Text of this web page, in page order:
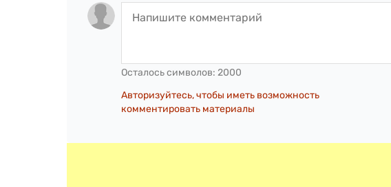
Осталось символов: 2000
Авторизуйтесь, чтобы иметь возможность
комментировать материалы